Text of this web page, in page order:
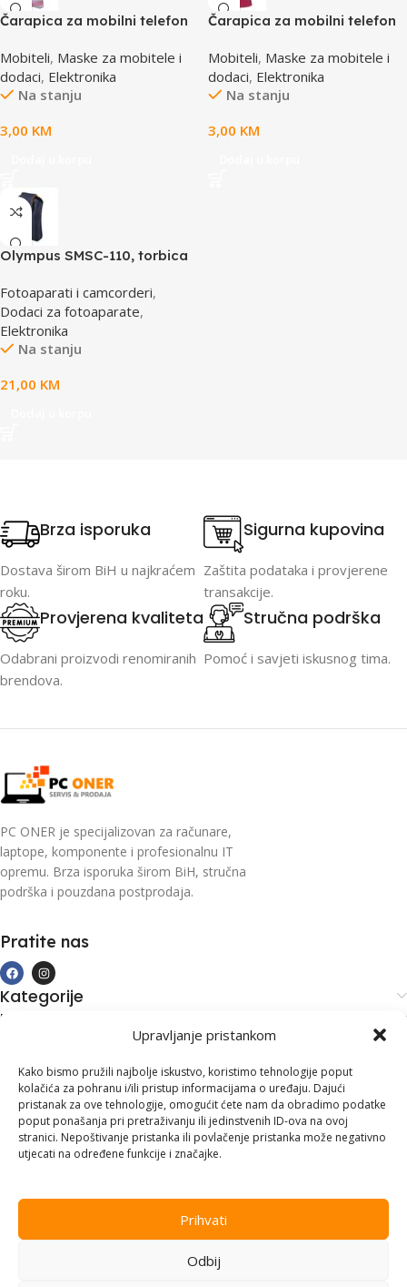
Upravljanje pristankom
Kako bismo pružili najbolje iskustvo, koristimo tehnologije poput
kolačića za pohranu i/ili pristup informacijama o uređaju. Dajući
pristanak za ove tehnologije, omogućit ćete nam da obradimo podatke
poput ponašanja pri pretraživanju ili jedinstvenih ID-ova na ovoj
stranici. Nepoštivanje pristanka ili povlačenje pristanka može negativno
utjecati na određene funkcije i značajke.
Prihvati
Odbij
Čarapica za mobilni telefon
bijela 65x100mm
Mobiteli, Maske za mobitele i
dodaci, Elektronika
Na stanju
3,00 KM
Čarapica za mobilni telefon
65x100mm
Mobiteli, Maske za mobitele i
dodaci, Elektronika
Na stanju
3,00 KM
Olympus SMSC-110, torbica
case, E0412112
Fotoaparati i camcorderi,
Dodaci za fotoaparate,
Elektronika
Na stanju
21,00 KM
Brza isporuka
Dostava širom BiH u najkraćem
roku.
Sigurna kupovina
Zaštita podataka i provjerene
transakcije.
Provjerena kvaliteta
Odabrani proizvodi renomiranih
brendova.
Stručna podrška
Pomoć i savjeti iskusnog tima.
PC ONER je specijalizovan za računare,
laptope, komponente i profesionalnu IT
opremu. Brza isporuka širom BiH, stručna
podrška i pouzdana postprodaja.
Pratite nas
Kategorije
Kupovina i podrška
Kontakt informacije
Branilaca Bosne, 75 300 Lukavac
+387 35 555 999
info@pconer.ba